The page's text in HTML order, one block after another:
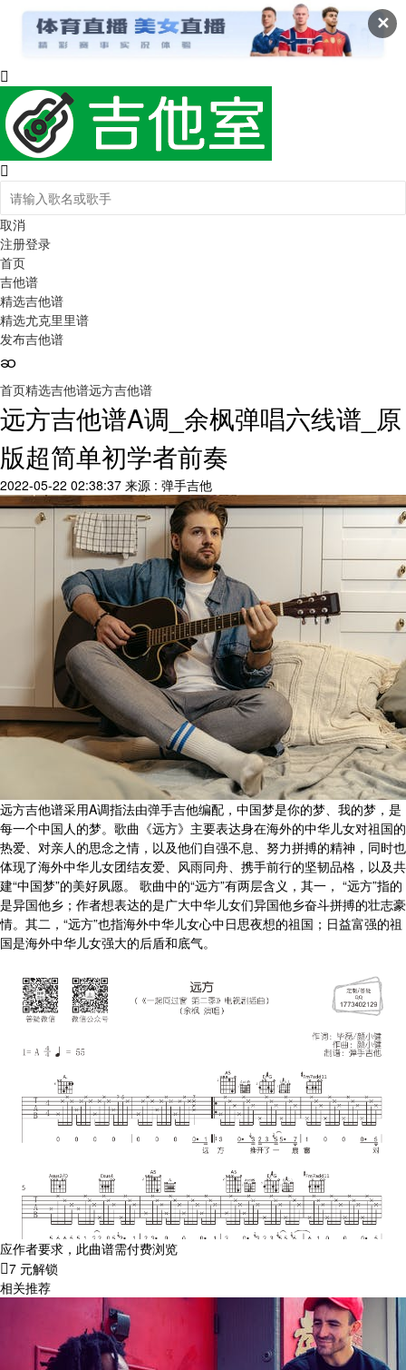
✕
取消
注册登录
首页
吉他谱
精选吉他谱
精选尤克里里谱
发布吉他谱
首页精选吉他谱远方吉他谱
远方吉他谱A调_余枫弹唱六线谱_原
版超简单初学者前奏
2022-05-22 02:38:37 来源 : 弹手吉他
远方吉他谱采用A调指法由弹手吉他编配，中国梦是你的梦、我的梦，是
每一个中国人的梦。歌曲《远方》主要表达身在海外的中华儿女对祖国的
热爱、对亲人的思念之情，以及他们自强不息、努力拼搏的精神，同时也
体现了海外中华儿女团结友爱、风雨同舟、携手前行的坚韧品格，以及共
建“中国梦”的美好夙愿。 歌曲中的“远方”有两层含义，其一， “远方”指的
是异国他乡；作者想表达的是广大中华儿女们异国他乡奋斗拼搏的壮志豪
情。其二，“远方”也指海外中华儿女心中日思夜想的祖国；日益富强的祖
国是海外中华儿女强大的后盾和底气。
应作者要求，此曲谱需付费浏览
7 元解锁
相关推荐